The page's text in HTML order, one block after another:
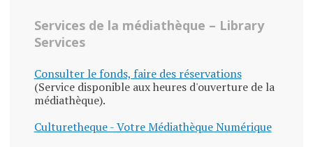
Services de la médiathèque – Library
Services
Consulter le fonds, faire des réservations
(Service disponible aux heures d'ouverture de la
médiathèque).
Culturetheque - Votre Médiathèque Numérique